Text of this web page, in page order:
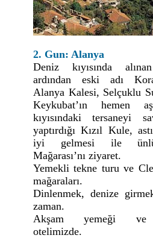
2. Gun: Alanya
Deniz kıyısında
ardından eski adı
Alanya Kalesi, Selçuklu
Keykubat’ın hemen
kıyısındaki tersaneyi
yaptırdığı Kızıl Kule,
iyi gelmesi ile ünlü
Mağarası’nı ziyaret.
Yemekli tekne turu ve
mağaraları.
Dinlenmek, denize
zaman.
Akşam yemeği ve
otelimizde.